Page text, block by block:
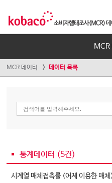
MCR
MCR 데이터 데이터 목록
통계데이터 (5건)
시계열 매체접촉률 (어제 이용한 매